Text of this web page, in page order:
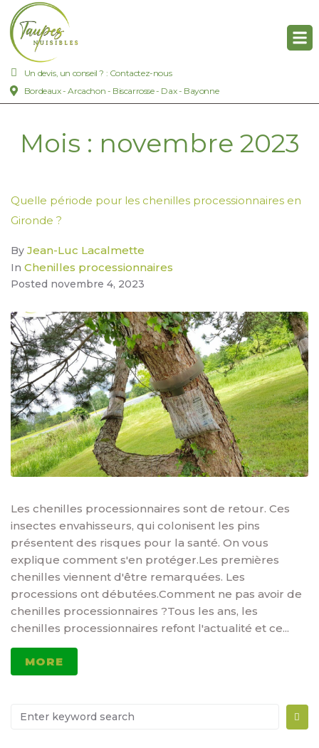
Un devis, un conseil ? : Contactez-nous
Bordeaux - Arcachon - Biscarrosse - Dax - Bayonne
Mois : novembre 2023
Quelle période pour les chenilles processionnaires en
Gironde ?
By Jean-Luc Lacalmette
In Chenilles processionnaires
Posted novembre 4, 2023
Les chenilles processionnaires sont de retour. Ces
insectes envahisseurs, qui colonisent les pins
présentent des risques pour la santé. On vous
explique comment s'en protéger.Les premières
chenilles viennent d'être remarquées. Les
processions ont débutées.Comment ne pas avoir de
chenilles processionnaires ?Tous les ans, les
chenilles processionnaires refont l'actualité et ce...
MORE